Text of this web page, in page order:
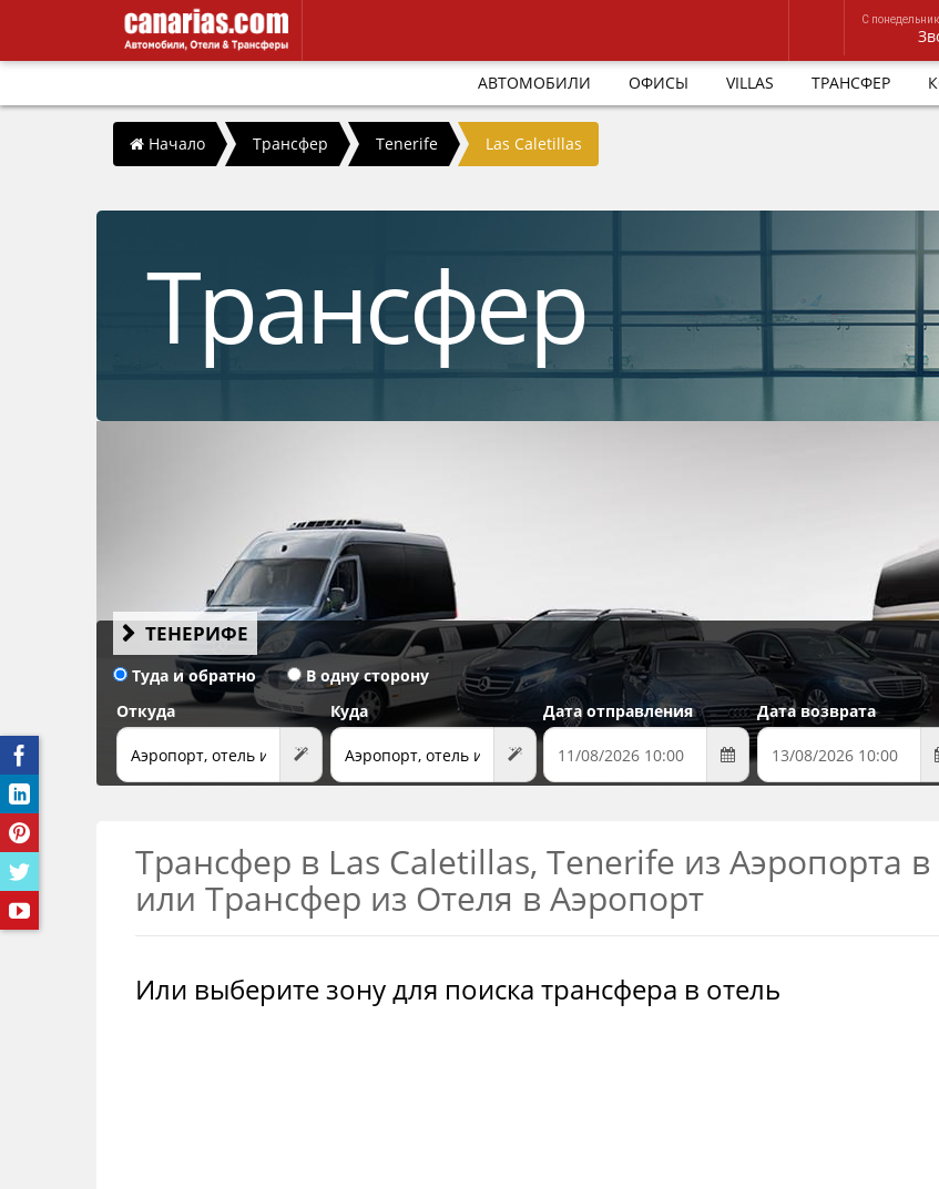
С
АВТОМОБИЛИ ОФИСЫ
ВСЕ 25+ ОФИСОВ ПРОКАТА НА ТЕНЕРИФЕ →
VILLAS ТРАНСФЕР
Начало Трансфер Tenerife Las Caletillas
Трансфер
ТЕНЕРИФЕ
Туда и обратно
В одну сторону
Откуда
Куда Дата отправления Дата возврата
Трансфер в Las Caletillas, Tenerife из Аэропорта
или Трансфер из Отеля в Аэропорт
Или выберите зону для поиска трансфера в отель